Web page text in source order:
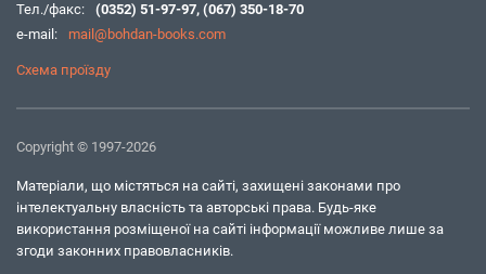
Тел./факс:
(0352) 51-97-97, (067) 350-18-70
e-mail:
mail@bohdan-books.com
Схема проїзду
Copyright © 1997-2026
Матеріали, що містяться на сайті, захищені законами про
інтелектуальну власність та авторські права. Будь-яке
використання розміщеної на сайті інформації можливе лише за
згоди законних правовласників.